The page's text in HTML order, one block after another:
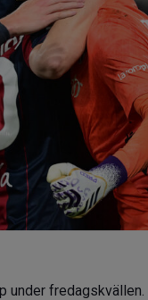
under fredagskvällen.